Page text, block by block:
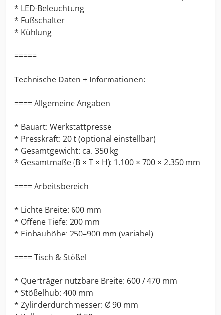
* LED-Beleuchtung
* Fußschalter
* Kühlung
=====
Technische Daten + Informationen:
==== Allgemeine Angaben
* Bauart: Werkstattpresse
* Presskraft: 20 t (optional einstellbar)
* Gesamtgewicht: ca. 350 kg
* Gesamtmaße (B × T × H): 1.100 × 700 × 2.350 mm
==== Arbeitsbereich
* Lichte Breite: 600 mm
* Offene Tiefe: 200 mm
* Einbauhöhe: 250–900 mm (variabel)
==== Tisch & Stößel
* Querträger nutzbare Breite: 600 / 470 mm
* Stößelhub: 400 mm
* Zylinderdurchmesser: Ø 90 mm